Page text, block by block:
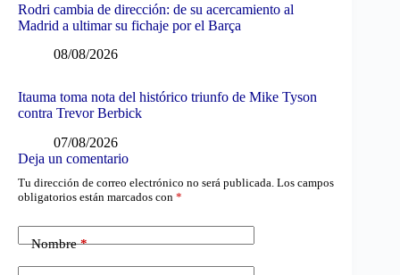
Rodri cambia de dirección: de su acercamiento al
Madrid a ultimar su fichaje por el Barça
08/08/2026
Itauma toma nota del histórico triunfo de Mike Tyson
contra Trevor Berbick
07/08/2026
Deja un comentario
Tu dirección de correo electrónico no será publicada. Los campos
obligatorios están marcados con *
Nombre*